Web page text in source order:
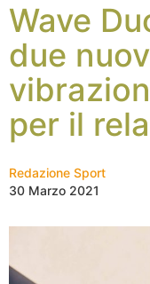
Wave
due
per il
Redazione Sport
30 Marzo 2021